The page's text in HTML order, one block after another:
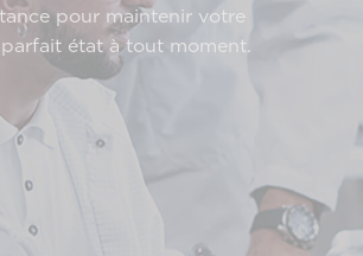
pour maintenir votre
état à tout moment.